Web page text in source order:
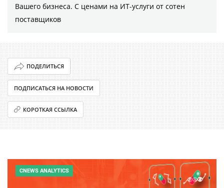
Вашего бизнеса. С ценами на ИТ-услуги от сотен
поставщиков
ПОДЕЛИТЬСЯ
ПОДПИСАТЬСЯ НА НОВОСТИ
КОРОТКАЯ ССЫЛКА
CNEWS ANALYTICS